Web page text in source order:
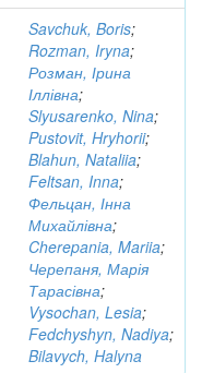
Savchuk, Boris;
Rozman, Iryna;
Розман, Ірина
Іллівна;
Slyusarenko, Nina;
Pustovit, Hryhorii;
Blahun, Nataliia;
Feltsan, Inna;
Фельцан, Інна
Михайлівна;
Cherepania, Mariia;
Черепаня, Марія
Тарасівна;
Vysochan, Lesia;
Fedchyshyn, Nadiya;
Bilavych, Halyna